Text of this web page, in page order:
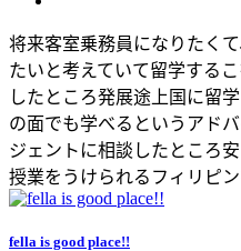
将来客室乗務員になりたく
たいと考えていて留学する
したところ発展途上国に留
の面でも学べるというアド
ジェントに相談したところ
授業をうけられるフィリピ
fella is good place!!